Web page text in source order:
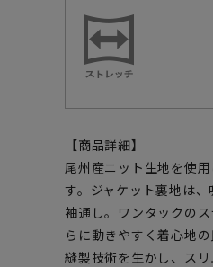
【商品詳細】
尾州産ニット生地を使
す。ジャケット裏地は
袖通し。ワンタックの
らに動きやすく着心地
縫製技術を生かし、ス